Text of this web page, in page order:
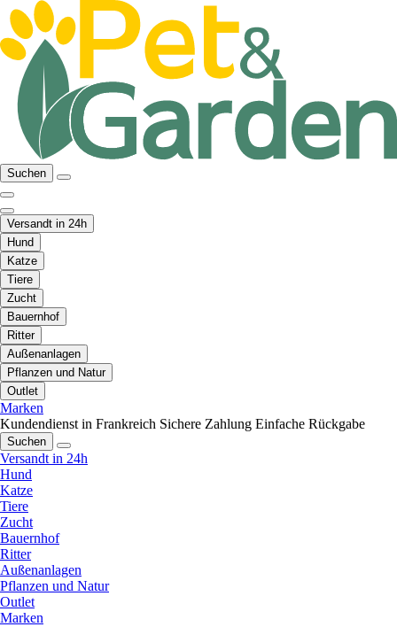
Suchen
Versandt in 24h
Hund
Katze
Tiere
Zucht
Bauernhof
Ritter
Außenanlagen
Pflanzen und Natur
Outlet
Marken
Kundendienst in Frankreich Sichere Zahlung Einfache Rückgabe
Suchen
Versandt in 24h
Hund
Katze
Tiere
Zucht
Bauernhof
Ritter
Außenanlagen
Pflanzen und Natur
Outlet
Marken